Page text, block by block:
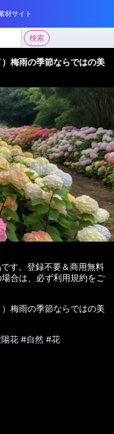
材サイト
検索
梅雨の季節ならではの美
す。登録不要＆商用無料
合は、必ず利用規約をご
梅雨の季節ならではの美
花 #自然 #花